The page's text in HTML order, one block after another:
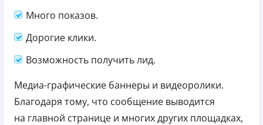
Много показов.
Дорогие клики.
Возможность получить лид.
Медиа-графические баннеры и видеоролики.
Благодаря тому, что сообщение выводится
на главной странице и многих других площадках,